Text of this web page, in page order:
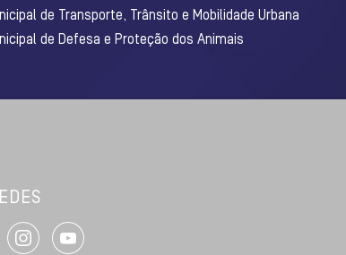
de Transporte, Trânsito e Mobilidade Urbana
de Defesa e Proteção dos Animais